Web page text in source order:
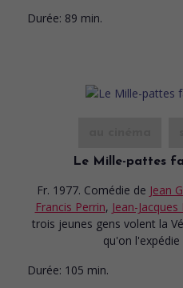
Durée: 89 min.
Le Mille-pattes
Fr. 1977. Comédie de Jean
Francis Perrin, Jean-
trois jeunes gens volent la
qu'on
Durée: 105 min.